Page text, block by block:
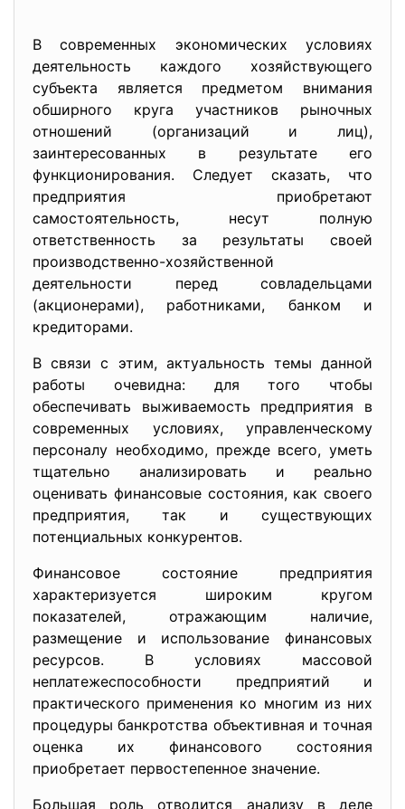
В современных экономических условиях
деятельность каждого хозяйствующего
субъекта является предметом внимания
обширного круга участников рыночных
отношений (организаций и лиц),
заинтересованных в результате его
функционирования. Следует сказать, что
предприятия приобретают
самостоятельность, несут полную
ответственность за результаты своей
производственно-хозяйственной
деятельности перед совладельцами
(акционерами), работниками, банком и
кредиторами.
В связи с этим, актуальность темы данной
работы очевидна: для того чтобы
обеспечивать выживаемость предприятия в
современных условиях, управленческому
персоналу необходимо, прежде всего, уметь
тщательно анализировать и реально
оценивать финансовые состояния, как своего
предприятия, так и существующих
потенциальных конкурентов.
Финансовое состояние предприятия
характеризуется широким кругом
показателей, отражающим наличие,
размещение и использование финансовых
ресурсов. В условиях массовой
неплатежеспособности предприятий и
практического применения ко многим из них
процедуры банкротства объективная и точная
оценка их финансового состояния
приобретает первостепенное значение.
Большая роль отводится анализу в деле